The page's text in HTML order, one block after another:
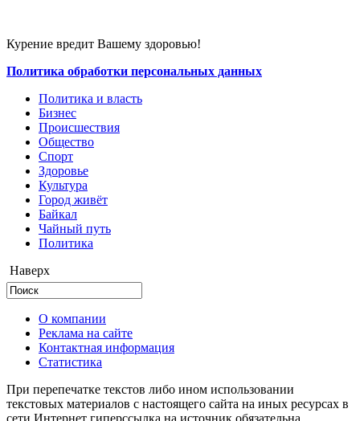
Курение вредит Вашему здоровью!
Политика обработки персональных данных
Политика и власть
Бизнес
Происшествия
Общество
Cпорт
Здоровье
Культура
Город живёт
Байкал
Чайный путь
Политика
Наверх
О компании
Реклама на сайте
Контактная информация
Статистика
При перепечатке текстов либо ином использовании
текстовых материалов с настоящего сайта на иных ресурсах в
сети Интернет гиперссылка на источник обязательна.